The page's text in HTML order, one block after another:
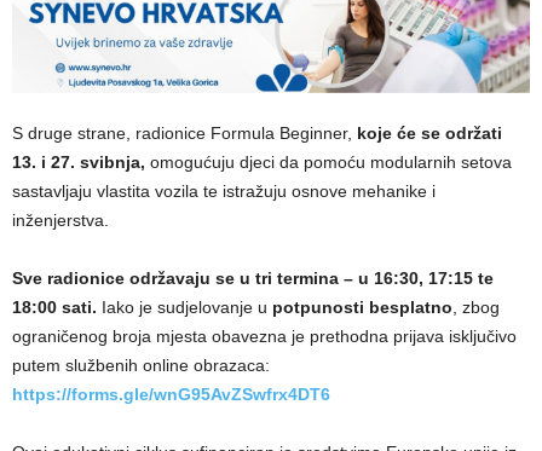
S druge strane, radionice Formula Beginner, koje će se održati
13. i 27. svibnja, omogućuju djeci da pomoću modularnih setova
sastavljaju vlastita vozila te istražuju osnove mehanike i
inženjerstva.
Sve radionice održavaju se u tri termina – u 16:30, 17:15 te
18:00 sati. Iako je sudjelovanje u potpunosti besplatno , zbog
ograničenog broja mjesta obavezna je prethodna prijava isključivo
putem službenih online obrazaca:
https://forms.gle/wnG95AvZSwfrx4DT6